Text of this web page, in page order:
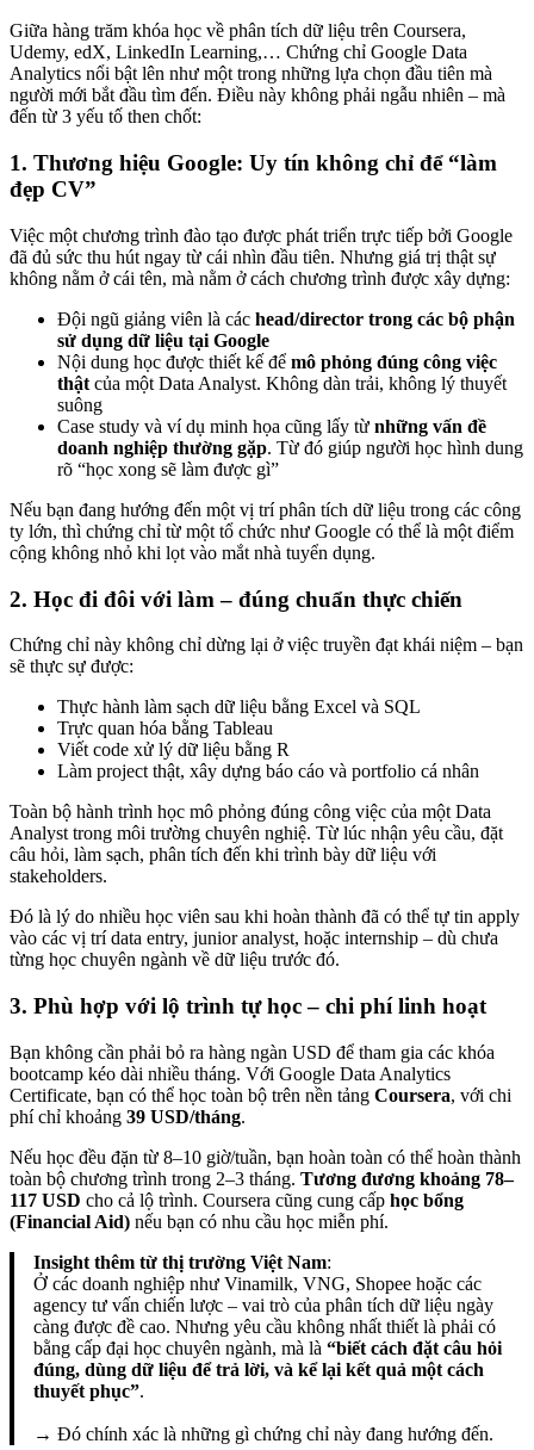
Giữa hàng trăm khóa học về phân tích dữ liệu trên Coursera,
Udemy, edX, LinkedIn Learning,… Chứng chỉ Google Data
Analytics nổi bật lên như một trong những lựa chọn đầu tiên mà
người mới bắt đầu tìm đến. Điều này không phải ngẫu nhiên – mà
đến từ 3 yếu tố then chốt:
1. Thương hiệu Google: Uy tín không chỉ để “làm
đẹp CV”
Việc một chương trình đào tạo được phát triển trực tiếp bởi Google
đã đủ sức thu hút ngay từ cái nhìn đầu tiên. Nhưng giá trị thật sự
không nằm ở cái tên, mà nằm ở cách chương trình được xây dựng:
Đội ngũ giảng viên là các head/director trong các bộ phận
sử dụng dữ liệu tại Google
Nội dung học được thiết kế để mô phỏng đúng công việc
thật của một Data Analyst. Không dàn trải, không lý thuyết
suông
Case study và ví dụ minh họa cũng lấy từ những vấn đề
doanh nghiệp thường gặp. Từ đó giúp người học hình dung
rõ “học xong sẽ làm được gì”
Nếu bạn đang hướng đến một vị trí phân tích dữ liệu trong các công
ty lớn, thì chứng chỉ từ một tổ chức như Google có thể là một điểm
cộng không nhỏ khi lọt vào mắt nhà tuyển dụng.
2. Học đi đôi với làm – đúng chuẩn thực chiến
Chứng chỉ này không chỉ dừng lại ở việc truyền đạt khái niệm – bạn
sẽ thực sự được:
Thực hành làm sạch dữ liệu bằng Excel và SQL
Trực quan hóa bằng Tableau
Viết code xử lý dữ liệu bằng R
Làm project thật, xây dựng báo cáo và portfolio cá nhân
Toàn bộ hành trình học mô phỏng đúng công việc của một Data
Analyst trong môi trường chuyên nghiệ. Từ lúc nhận yêu cầu, đặt
câu hỏi, làm sạch, phân tích đến khi trình bày dữ liệu với
stakeholders.
Đó là lý do nhiều học viên sau khi hoàn thành đã có thể tự tin apply
vào các vị trí data entry, junior analyst, hoặc internship – dù chưa
từng học chuyên ngành về dữ liệu trước đó.
3. Phù hợp với lộ trình tự học – chi phí linh hoạt
Bạn không cần phải bỏ ra hàng ngàn USD để tham gia các khóa
bootcamp kéo dài nhiều tháng. Với Google Data Analytics
Certificate, bạn có thể học toàn bộ trên nền tảng Coursera, với chi
phí chỉ khoảng 39 USD/tháng.
Nếu học đều đặn từ 8–10 giờ/tuần, bạn hoàn toàn có thể hoàn thành
toàn bộ chương trình trong 2–3 tháng. Tương đương khoảng 78–
117 USD cho cả lộ trình. Coursera cũng cung cấp học bổng
(Financial Aid) nếu bạn có nhu cầu học miễn phí.
Insight thêm từ thị trường Việt Nam:
Ở các doanh nghiệp như Vinamilk, VNG, Shopee hoặc các
agency tư vấn chiến lược – vai trò của phân tích dữ liệu ngày
càng được đề cao. Nhưng yêu cầu không nhất thiết là phải có
bằng cấp đại học chuyên ngành, mà là “biết cách đặt câu hỏi
đúng, dùng dữ liệu để trả lời, và kể lại kết quả một cách
thuyết phục”.
→ Đó chính xác là những gì chứng chỉ này đang hướng đến.